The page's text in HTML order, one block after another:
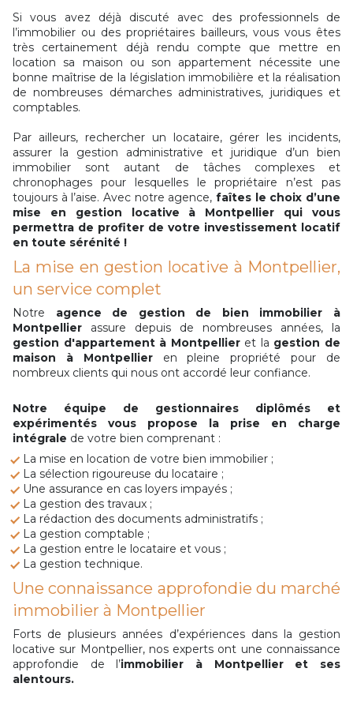
Si vous avez déjà discuté avec des professionnels de
l’immobilier ou des propriétaires bailleurs, vous vous êtes
très certainement déjà rendu compte que mettre en
location sa maison ou son appartement nécessite une
bonne maîtrise de la législation immobilière et la réalisation
de nombreuses démarches administratives, juridiques et
comptables.
Par ailleurs, rechercher un locataire, gérer les incidents,
assurer la gestion administrative et juridique d’un bien
immobilier sont autant de tâches complexes et
chronophages pour lesquelles le propriétaire n’est pas
toujours à l’aise. Avec notre agence, faîtes le choix d’une
mise en gestion locative à Montpellier qui vous
permettra de profiter de votre investissement locatif
en toute sérénité !
La mise en gestion locative à Montpellier,
un service complet
Notre agence de gestion de bien immobilier à
Montpellier assure depuis de nombreuses années, la
gestion d'appartement à Montpellieret la gestion de
maison à Montpellieren pleine propriété pour de
nombreux clients qui nous ont accordé leur confiance.
Notre équipe de gestionnaires diplômés et
expérimentés vous propose la prise en charge
intégrale de votre bien comprenant :
La mise en location de votre bien immobilier ;
La sélection rigoureuse du locataire ;
Une assurance en cas loyers impayés ;
La gestion des travaux ;
La rédaction des documents administratifs ;
La gestion comptable ;
La gestion entre le locataire et vous ;
La gestion technique.
Une connaissance approfondie du marché
immobilier à Montpellier
Forts de plusieurs années d’expériences dans la gestion
locative sur Montpellier, nos experts ont une connaissance
approfondie de l’immobilier à Montpellier et ses
alentours.